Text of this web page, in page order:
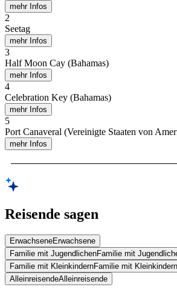
mehr Infos
2
Seetag
mehr Infos
3
Half Moon Cay (Bahamas)
mehr Infos
4
Celebration Key (Bahamas)
mehr Infos
5
Port Canaveral (Vereinigte Staaten von
mehr Infos
Reisende sagen
ErwachseneErwachsene
Familie mit JugendlichenFamilie mit
Familie mit KleinkindernFamilie mit Kleinkindern
AlleinreisendeAlleinreisende